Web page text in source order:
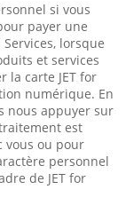
si vous
payer une
lorsque
et services
la carte JET for
numérique. En
nous appuyer sur
est
vous ou pour
personnel
de JET for